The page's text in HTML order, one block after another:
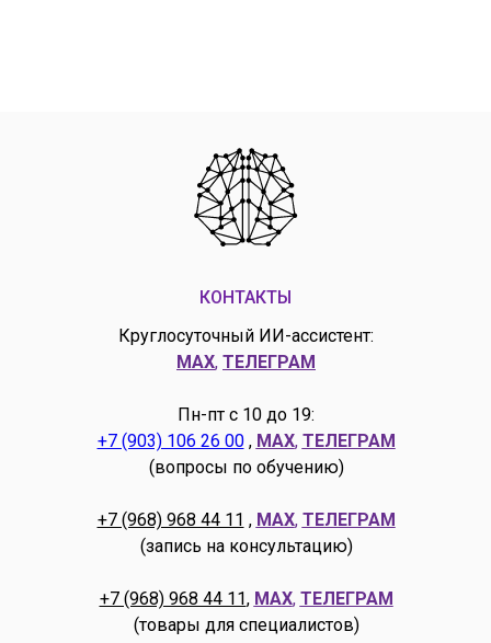
Круглосуточный ИИ-ассистент:
MAX, ТЕЛЕГРАМ
Пн-пт с 10 до 19:
+7 (903) 106 26 00, MAX, ТЕЛЕГРАМ
(вопросы по обучению)
+7 (968) 968 44 11 , MAX, ТЕЛЕГРАМ
(запись на консультацию)
+7 (968) 968 44 11, MAX, ТЕЛЕГРАМ
(товары для специалистов)
КОНТАКТЫ